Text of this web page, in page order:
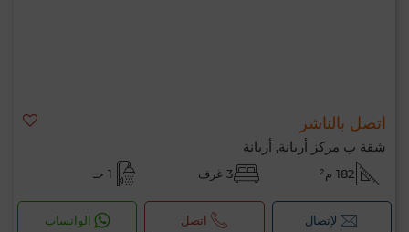
اتصل بالناشر
شقة ب مركز أريانة, أريانة
182 م² 3 غرف 1 حـ
لإتصال اتصل الواتساب